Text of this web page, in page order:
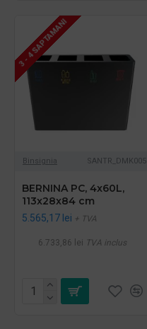
3 - 4 SAPTAMANI
Binsignia SANTR_DMK005
BERNINA PC, 4x60L,
113x28x84 cm
5.565,17 lei + TVA
6.733,86 lei TVA inclus